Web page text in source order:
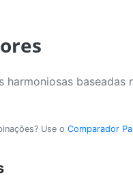
harmoniosas
Use o Comparador